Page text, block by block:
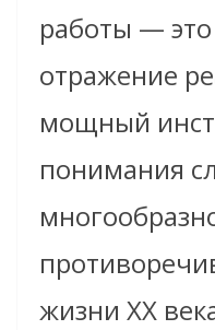
работы —
отражение
мощный
понимания
жизни XX